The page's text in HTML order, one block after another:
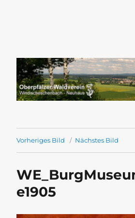
Vorheriges Bild Nächstes Bild
e1905